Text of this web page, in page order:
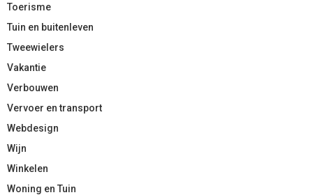
Toerisme
Tuin en buitenleven
Tweewielers
Vakantie
Verbouwen
Vervoer en transport
Webdesign
Wijn
Winkelen
Woning en Tuin